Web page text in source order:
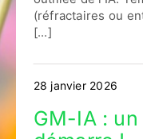
(réfractaires ou
[...]
28 janvier 2026
GM-IA :